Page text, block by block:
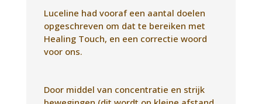
blokkade(s) in het energie veld zitten.
(chakra`s). Bij Chase werd op zijn kop en
laag in de rug een blokkade gevoeld.
Door de blokkade op te heffen door
klachten kunnen verminderen of
verdwijnen.